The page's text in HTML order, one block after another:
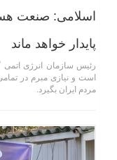
اسلامی: صنعت
پایدار خواهد ماند
رئیس سازمان انرژی
است و نیازی مبرم در
مردم ایران بگیرد.